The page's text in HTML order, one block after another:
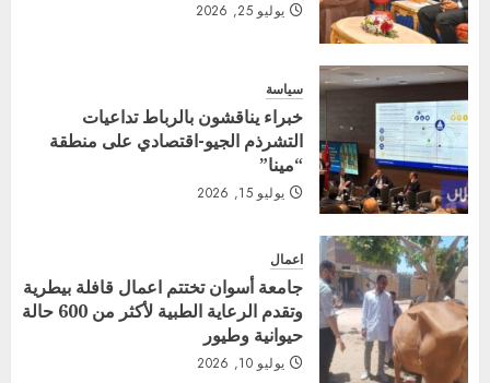
يوليو 25, 2026
سياسة
خبراء يناقشون بالرباط تداعيات
التشرذم الجيو-اقتصادي على منطقة
“مينا”
يوليو 15, 2026
اعمال
جامعة أسوان تختتم اعمال قافلة بيطرية
وتقدم الرعاية الطبية لأكثر من 600 حالة
حيوانية وطيور
يوليو 10, 2026